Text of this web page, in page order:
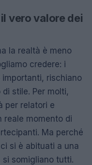
vero valore dei
la realtà è meno
credere: i
rischiano
stile. Per molti,
per relatori e
reale momento di
Ma perché
si è abituati a una
somigliano tutti.